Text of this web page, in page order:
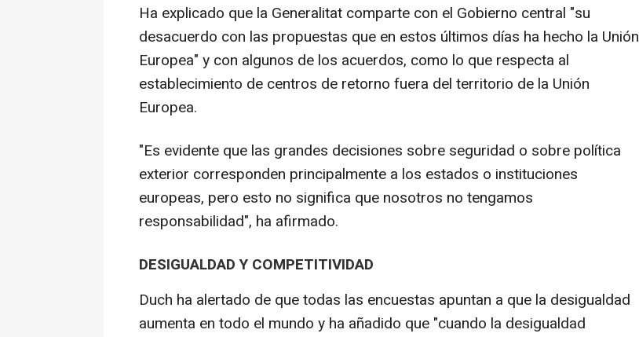
Ha explicado que la Generalitat comparte con el Gobierno central "su
desacuerdo con las propuestas que en estos últimos días ha hecho la Unión
Europea" y con algunos de los acuerdos, como lo que respecta al
establecimiento de centros de retorno fuera del territorio de la Unión
Europea.
"Es evidente que las grandes decisiones sobre seguridad o sobre política
exterior corresponden principalmente a los estados o instituciones
europeas, pero esto no significa que nosotros no tengamos
responsabilidad", ha afirmado.
DESIGUALDAD Y COMPETITIVIDAD
Duch ha alertado de que todas las encuestas apuntan a que la desigualdad
aumenta en todo el mundo y ha añadido que "cuando la desigualdad